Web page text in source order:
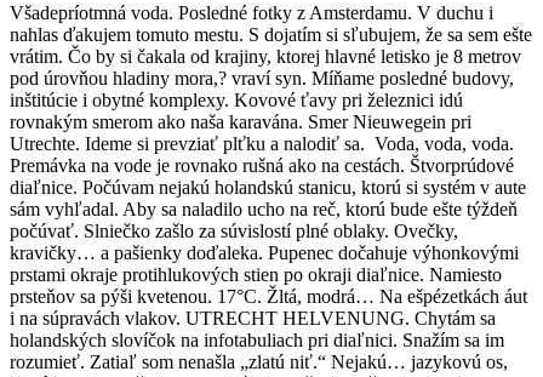
Všadepríotmná voda. Posledné fotky z Amsterdamu. V duchu i
nahlas ďakujem tomuto mestu. S dojatím si sľubujem, že sa sem ešte
vrátim. Čo by si čakala od krajiny, ktorej hlavné letisko je 8 metrov
pod úrovňou hladiny mora,? vraví syn. Míňame posledné budovy,
inštitúcie i obytné komplexy. Kovové ťavy pri železnici idú
rovnakým smerom ako naša karavána. Smer Nieuwegein pri
Utrechte. Ideme si prevziať plťku a nalodiť sa. Voda, voda, voda.
Premávka na vode je rovnako rušná ako na cestách. Štvorprúdové
diaľnice. Počúvam nejakú holandskú stanicu, ktorú si systém v aute
sám vyhľadal. Aby sa naladilo ucho na reč, ktorú bude ešte týždeň
počúvať. Slniečko zašlo za súvislostí plné oblaky. Ovečky,
kravičky… a pašienky doďaleka. Pupenec dočahuje výhonkovými
prstami okraje protihlukových stien po okraji diaľnice. Namiesto
prsteňov sa pýši kvetenou. 17°C. Žltá, modrá… Na ešpézetkách áut
i na súpravách vlakov. UTRECHT HELVENUNG. Chytám sa
holandských slovíčok na infotabuliach pri diaľnici. Snažím sa im
rozumieť. Zatiaľ som nenašla „zlatú niť.“ Nejakú… jazykovú os,